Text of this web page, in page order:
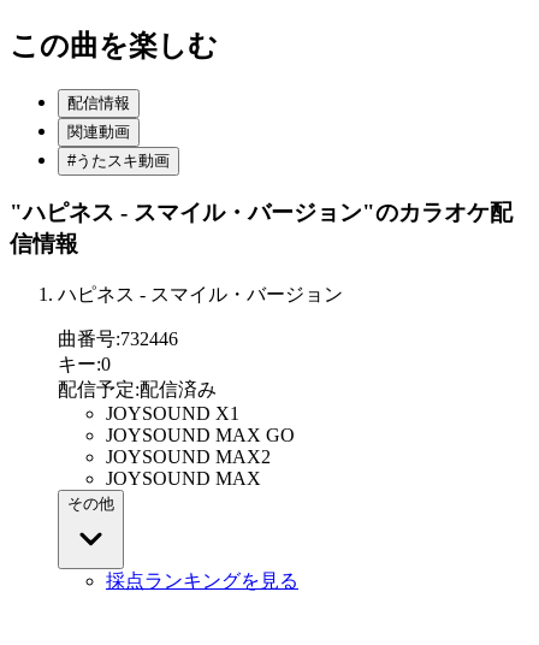
この曲を楽しむ
配信情報
関連動画
#うたスキ動画
"ハピネス - スマイル・バージョン"のカラオケ配
信情報
ハピネス - スマイル・バージョン
曲番号:732446
キー:0
配信予定:配信済み
JOYSOUND X1
JOYSOUND MAX GO
JOYSOUND MAX2
JOYSOUND MAX
その他
採点ランキングを見る